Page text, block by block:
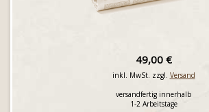
49,00 €
inkl. MwSt. zzgl. Versand
versandfertig innerhalb
1-2 Arbeitstage